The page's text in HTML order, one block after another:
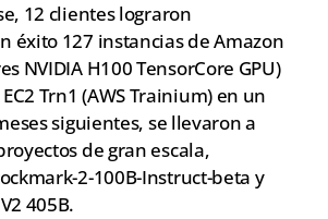
12 clientes lograron
éxito 127 instancias de Amazon
NVIDIA H100 TensorCore GPU)
Trn1 (AWS Trainium) en un
siguientes, se llevaron a
de gran escala,
2-100B-Instruct-beta y
405B.